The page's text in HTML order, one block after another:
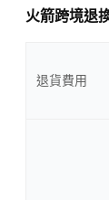
火箭跨境退
退貨費用